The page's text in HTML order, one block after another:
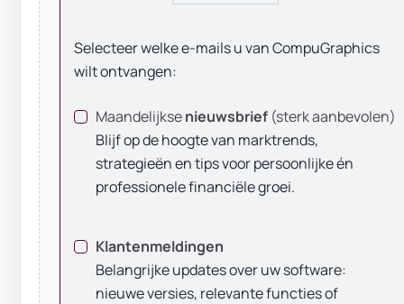
Selecteer welke e-mails u van CompuGraphics
wilt ontvangen:
Maandelijksenieuwsbrief (sterk aanbevolen)
Blijf op de hoogte van marktrends,
strategieën en tips voor persoonlijke én
professionele financiële groei.
Klantenmeldingen
Belangrijke updates over uw software:
nieuwe versies, relevante functies of